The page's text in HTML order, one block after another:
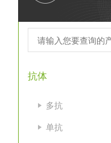
抗体
多抗
单抗